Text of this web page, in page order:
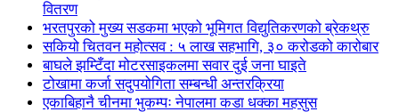
वितरण
भरतपुरको मुख्य सडकमा भएको भूमिगत विद्युतिकरणको ब्रेकथ्रु
सकियो चितवन महोत्सव : ५ लाख सहभागि, ३० करोडको कारोबार
बाघले झम्टिँदा मोटरसाइकलमा सवार दुई जना घाइते
टोखामा कर्जा सदुपयोगिता सम्बन्धी अन्तरक्रिया
एकाबिहानै चीनमा भुकम्पः नेपालमा कडा धक्का महसुस